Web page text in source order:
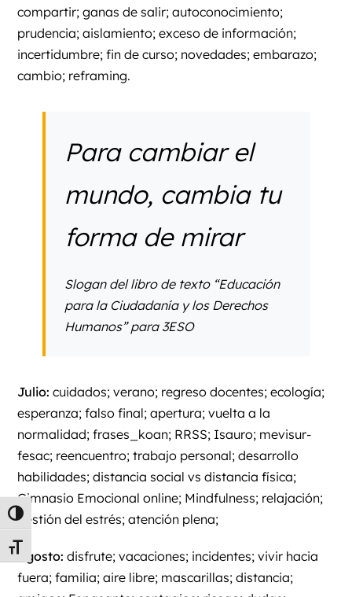
Alternar alto contraste
Alternar tamaño de letra
compartir; ganas de salir; autoconocimiento;
prudencia; aislamiento; exceso de información;
incertidumbre; fin de curso; novedades; embarazo;
cambio; reframing.
Para cambiar el
mundo, cambia tu
forma de mirar
Slogan del libro de texto “Educación
para la Ciudadanía y los Derechos
Humanos” para 3ESO
Julio:cuidados; verano; regreso docentes; ecología;
esperanza; falso final; apertura; vuelta a la
normalidad; frases_koan; RRSS; Isauro; mevisur-
fesac; reencuentro; trabajo personal; desarrollo
habilidades; distancia social vs distancia física;
Gimnasio Emocional online; Mindfulness; relajación;
gestión del estrés; atención plena;
Agosto: disfrute; vacaciones; incidentes; vivir hacia
fuera; familia; aire libre; mascarillas; distancia;